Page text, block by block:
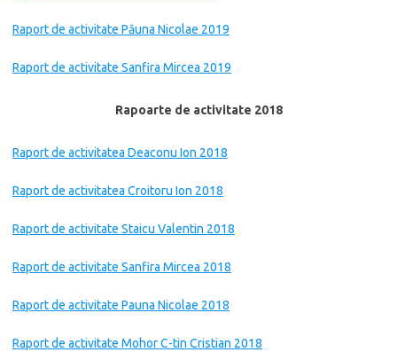
Raport de activitate Păuna Nicolae 2019
Raport de activitate Sanfira Mircea 2019
Rapoarte de activitate 2018
Raport de activitatea Deaconu Ion 2018
Raport de activitatea Croitoru Ion 2018
Raport de activitate Staicu Valentin 2018
Raport de activitate Sanfira Mircea 2018
Raport de activitate Pauna Nicolae 2018
Raport de activitate Mohor C-tin Cristian 2018